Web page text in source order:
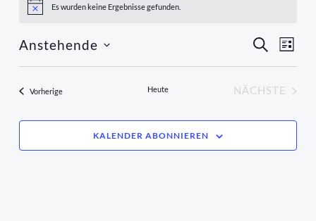
HinweisEs wurden keine Ergebnisse gefunden.
Ansichten,
SUCHE
LISTE
Anstehende
VorherigeVeranstaltungen Heute
NÄCHSTE
KALENDER ABONNIEREN